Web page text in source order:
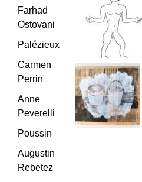
Farhad
Ostovani
Palézieux
Carmen
Perrin
Anne
Peverelli
Poussin
Augustin
Rebetez